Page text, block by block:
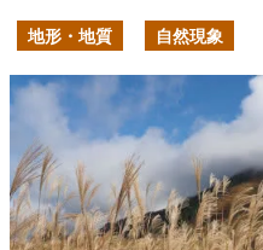
地形・地質 自然現象